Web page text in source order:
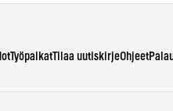
TyöpaikatTilaa uutiskirjeOhjeet